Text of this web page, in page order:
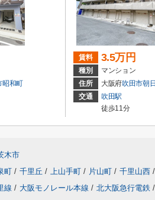
昭和町
賃料 3.5万円
種別
マンション
住所
大阪府吹田市朝
交通
吹田駅
徒歩11分
木市
町 / 千里丘 / 上山手町 / 片山町 / 千里山西 /
線 / 大阪モノレール本線 / 北大阪急行電鉄 /